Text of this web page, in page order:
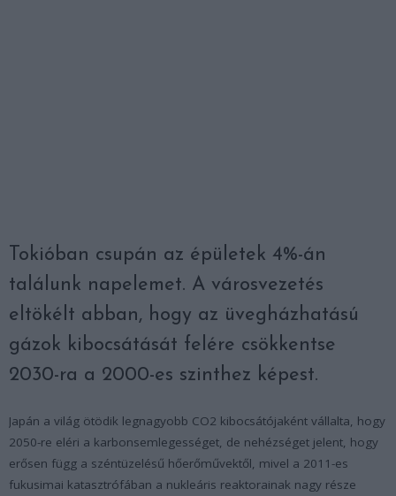
Tokióban csupán az épületek 4%-án
találunk napelemet. A városvezetés
eltökélt abban, hogy az üvegházhatású
gázok kibocsátását felére csökkentse
2030-ra a 2000-es szinthez képest.
Japán a világ ötödik legnagyobb CO2 kibocsátójaként vállalta, hogy
2050-re eléri a karbonsemlegességet, de nehézséget jelent, hogy
erősen függ a széntüzelésű hőerőművektől, mivel a 2011-es
fukusimai katasztrófában a nukleáris reaktorainak nagy része